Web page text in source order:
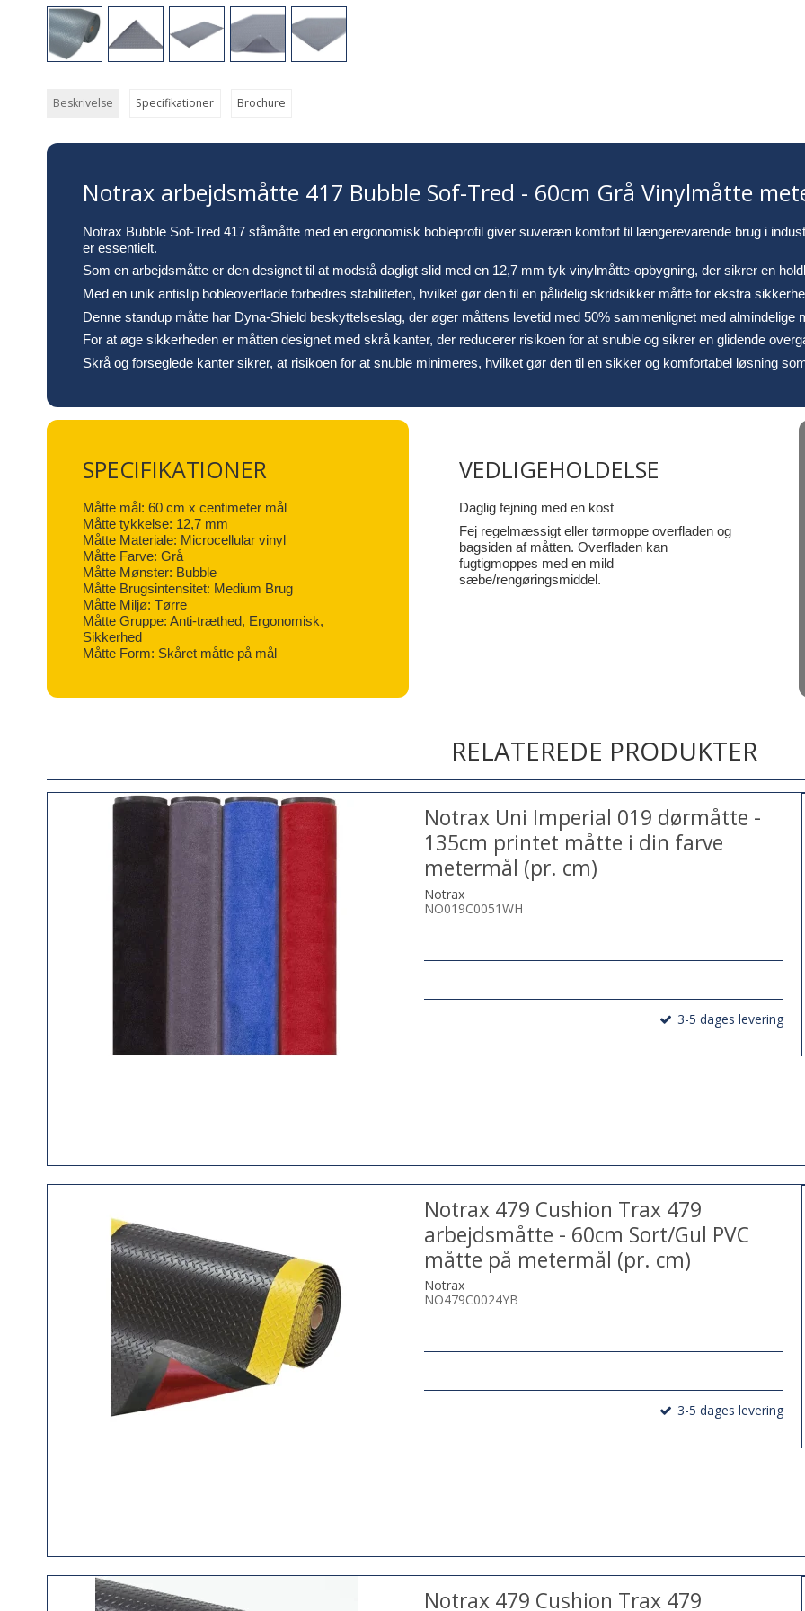
Beskrivelse Specifikationer Brochure
Notrax arbejdsmåtte 417 Bubble Sof-Tred - 60cm Grå Vinylmåtte
Notrax Bubble Sof-Tred 417 ståmåtte med en ergonomisk bobleprofil giver suveræn komfort til længerevarende brug i
er essentielt.
Som en arbejdsmåtte er den designet til at modstå dagligt slid med en 12,7 mm tyk vinylmåtte-opbygning, der sikrer en
Med en unik antislip bobleoverflade forbedres stabiliteten, hvilket gør den til en pålidelig skridsikker måtte for ekstra
Denne standup måtte har Dyna-Shield beskyttelseslag, der øger måttens levetid med 50% sammenlignet med
For at øge sikkerheden er måtten designet med skrå kanter, der reducerer risikoen for at snuble og sikrer en glidende
Skrå og forseglede kanter sikrer, at risikoen for at snuble minimeres, hvilket gør den til en sikker og komfortabel løsning
SPECIFIKATIONER
Måtte mål: 60 cm x centimeter mål
Måtte tykkelse: 12,7 mm
Måtte Materiale: Microcellular vinyl
Måtte Farve: Grå
Måtte Mønster: Bubble
Måtte Brugsintensitet: Medium Brug
Måtte Miljø: Tørre
Måtte Gruppe: Anti-træthed, Ergonomisk,
Sikkerhed
Måtte Form: Skåret måtte på mål
VEDLIGEHOLDELSE
Daglig fejning med en kost
Fej regelmæssigt eller tørmoppe overfladen og
bagsiden af måtten. Overfladen kan
fugtigmoppes med en mild
sæbe/rengøringsmiddel.
RELATEREDE PRODUKTER
Notrax Uni Imperial 019 dørmåtte -
135cm printet måtte i din farve
metermål (pr. cm)
Notrax
NO019C0051WH
3-5 dages levering
Notrax 479 Cushion Trax 479
arbejdsmåtte - 60cm Sort/Gul PVC
måtte på metermål (pr. cm)
Notrax
NO479C0024YB
3-5 dages levering
Notrax 479 Cushion Trax 479